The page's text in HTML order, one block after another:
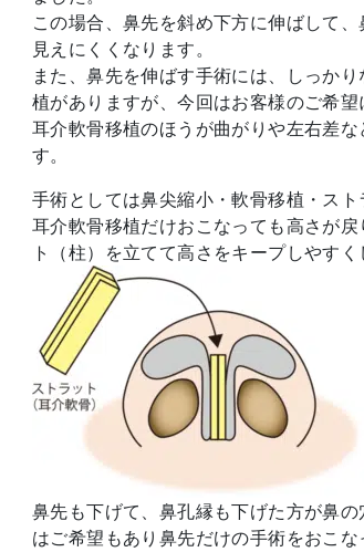
この場合、鼻先を斜め下方に伸ばして
見えにくくなります。
また、鼻先を伸ばす手術には、しっか
植がありますが、今回はお客様のご希
耳介軟骨移植のほうが曲がりや左右差
す。
手術としては鼻尖縮小・軟骨移植・スト
耳介軟骨移植だけおこなっても高さが
ト（柱）を立てて高さをキープしやすく
鼻先も下げて、鼻孔縁も下げた方が鼻
はご希望もあり鼻先だけの手術をおこな